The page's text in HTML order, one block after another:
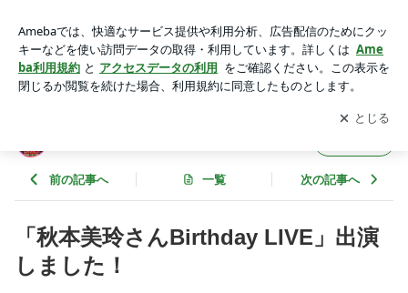
アプリをダウンロードして ブログの更新通知
を受け取りまし
ょう。
開く
前の記事へ 一覧 次の記事へ
「秋本美玲さんBirthday LIVE」出演
しました！